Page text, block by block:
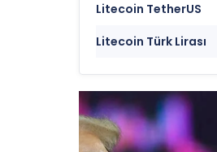
Litecoin TetherUS
Litecoin Türk Lirası